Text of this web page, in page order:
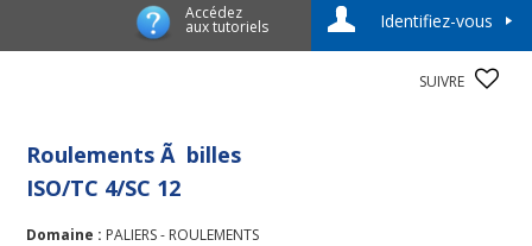
Accédez
aux tutoriels Identifiez-vous
SUIVRE
Roulements Ã billes
ISO/TC 4/SC 12
Domaine : PALIERS - ROULEMENTS